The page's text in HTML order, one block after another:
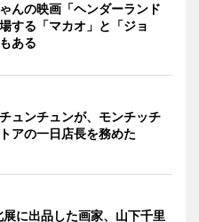
んの映画「ヘンダーランド
する「マカオ」と「ジョ
ある
ュンチュンが、モンチッチ
アの一日店長を務めた
に出品した画家、山下千里